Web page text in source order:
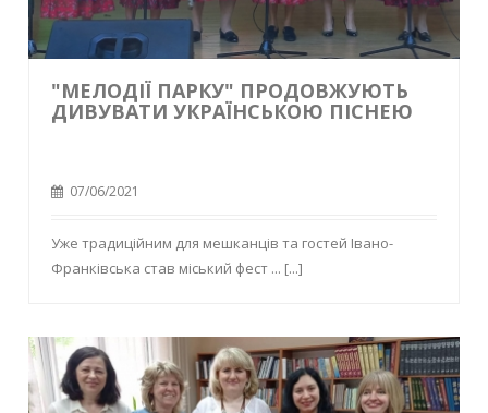
"МЕЛОДІЇ ПАРКУ" ПРОДОВЖУЮТЬ
ДИВУВАТИ УКРАЇНСЬКОЮ ПІСНЕЮ
07/06/2021
Уже традиційним для мешканців та гостей Івано-
Франківська став міський фест ... [...]